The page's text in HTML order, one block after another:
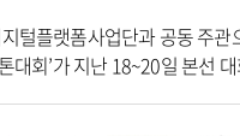
털플랫폼사업단과 공동 주관
대회’가 지난 18~20일 본선